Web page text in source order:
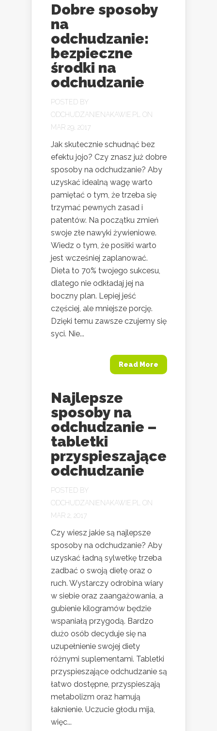
Dobre sposoby
na
odchudzanie:
bezpieczne
środki na
odchudzanie
POSTED BY
ODCHUDZANIENAKAWIE.PL
ON
MAR 29, 2017
Jak skutecznie schudnąć bez
efektu jojo? Czy znasz już dobre
sposoby na odchudzanie? Aby
uzyskać idealną wagę warto
pamiętać o tym, że trzeba się
trzymać pewnych zasad i
patentów. Na początku zmień
swoje złe nawyki żywieniowe.
Wiedz o tym, że posiłki warto
jest wcześniej zaplanować.
Dieta to 70% twojego sukcesu,
dlatego nie odkładaj jej na
boczny plan. Lepiej jeść
częściej, ale mniejsze porcję.
Dzięki temu zawsze czujemy się
syci. Nie...
Read More
Najlepsze
sposoby na
odchudzanie –
tabletki
przyspieszające
odchudzanie
POSTED BY
ODCHUDZANIENAKAWIE.PL
ON
MAR 2, 2017
Czy wiesz jakie są najlepsze
sposoby na odchudzanie? Aby
uzyskać ładną sylwetkę trzeba
zadbać o swoją dietę oraz o
ruch. Wystarczy odrobina wiary
w siebie oraz zaangażowania, a
gubienie kilogramów będzie
wspaniałą przygodą. Bardzo
dużo osób decyduje się na
uzupełnienie swojej diety
różnymi suplementami. Tabletki
przyspieszające odchudzanie są
łatwo dostępne, przyspieszają
metabolizm oraz hamują
łaknienie. Uczucie głodu mija,
więc...